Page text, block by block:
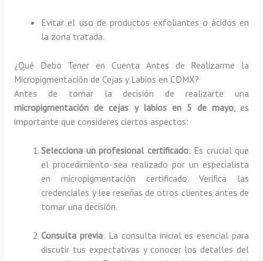
Evitar el uso de productos exfoliantes o ácidos en
la zona tratada.
¿Qué Debo Tener en Cuenta Antes de Realizarme la
Micropigmentación de Cejas y Labios en CDMX?
Antes de tomar la decisión de realizarte una
micropigmentación de cejas y labios en 5 de mayo, es
importante que consideres ciertos aspectos:
Selecciona un profesional certificado: Es crucial que
el procedimiento sea realizado por un especialista
en micropigmentación certificado. Verifica las
credenciales y lee reseñas de otros clientes antes de
tomar una decisión.
Consulta previa: La consulta inicial es esencial para
discutir tus expectativas y conocer los detalles del